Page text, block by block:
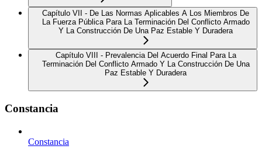
Capítulo VII - De Las Normas Aplicables A Los Miembros De
La Fuerza Pública Para La Terminación Del Conflicto Armado
Y La Construcción De Una Paz Estable Y Duradera
Capítulo VIII - Prevalencia Del Acuerdo Final Para La
Terminación Del Conflicto Armado Y La Construcción De Una
Paz Estable Y Duradera
Constancia
Constancia